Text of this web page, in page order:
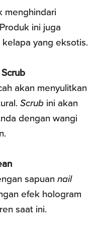
menghindari
ini juga
yang eksotis.
akan menyulitkan
Scrub ini akan
dengan wangi
sapuannail
efek hologram
saat ini.